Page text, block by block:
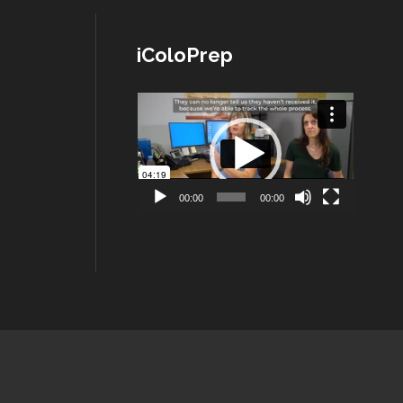
iColoPrep
Lecteur
vidéo
00:00 00:00